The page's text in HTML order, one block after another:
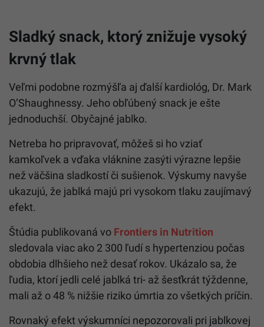
Sladký snack, ktorý znižuje vysoký
krvný tlak
Veľmi podobne rozmýšľa aj ďalší kardiológ, Dr. Mark
O’Shaughnessy. Jeho obľúbený snack je ešte
jednoduchší. Obyčajné jablko.
Netreba ho pripravovať, môžeš si ho vziať
kamkoľvek a vďaka vláknine zasýti výrazne lepšie
než väčšina sladkostí či sušienok. Výskumy navyše
ukazujú, že jablká majú pri vysokom tlaku zaujímavý
efekt.
Štúdia publikovaná vo Frontiers in Nutrition
sledovala viac ako 2 300 ľudí s hypertenziou počas
obdobia dlhšieho než desať rokov. Ukázalo sa, že
ľudia, ktorí jedli celé jablká tri- až šesťkrát týždenne,
mali až o 48 % nižšie riziko úmrtia zo všetkých príčin.
Rovnaký efekt výskumníci nepozorovali pri jablkovej